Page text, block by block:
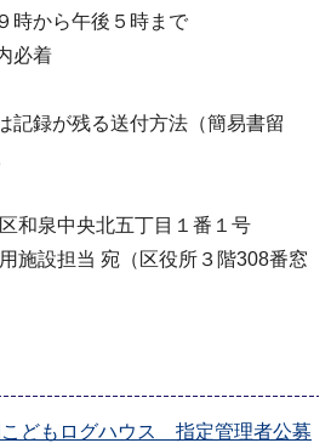
時から午後５時まで
必着
記録が残る送付方法（簡易書留
和泉中央北五丁目１番１号
施設担当 宛（区役所３階308番窓
どもログハウス 指定管理者公募